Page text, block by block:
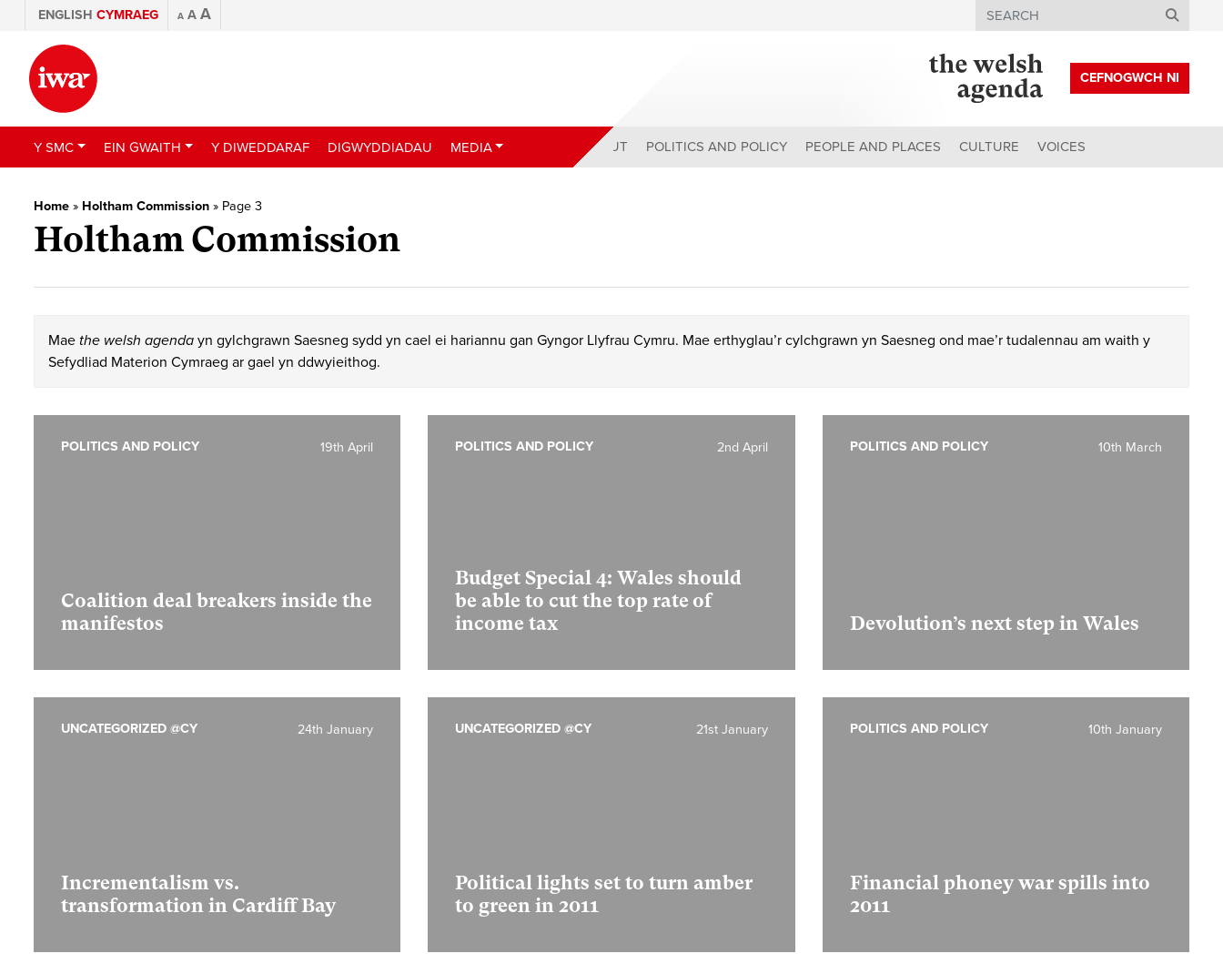
ENGLISH CYMRAEG A A A Search
CEFNOGWCH NI
Y SMC EIN GWAITH Y DIWEDDARAF DIGWYDDIADAU MEDIA ABOUT POLITICS AND POLICY PEOPLE AND PLACES CULTURE VOICES
Home » Holtham Commission » Page 3
Holtham Commission
Mae the welsh agenda yn gylchgrawn Saesneg sydd yn cael ei hariannu gan Gyngor Llyfrau Cymru. Mae erthyglau’r cylchgrawn yn Saesneg ond mae’r tudalennau am waith y
Sefydliad Materion Cymraeg ar gael yn ddwyieithog.
Coalition deal breakers inside the
manifestos
19th April
POLITICS AND POLICY
Budget Special 4: Wales should
be able to cut the top rate of
income tax
2nd April
POLITICS AND POLICY
Devolution’s next step in Wales
10th March
POLITICS AND POLICY
Incrementalism vs.
transformation in Cardiff Bay
24th January
UNCATEGORIZED @CY
Political lights set to turn amber
to green in 2011
21st January
UNCATEGORIZED @CY
Financial phoney war spills into
2011
10th January
POLITICS AND POLICY